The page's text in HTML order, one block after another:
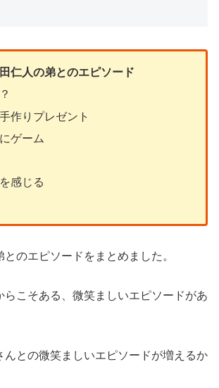
仁人の弟とのエピソード
作りプレゼント
ゲーム
感じる
のエピソードをまとめました。
らこそある、微笑ましいエピソードがあ
んとの微笑ましいエピソードが増えるか